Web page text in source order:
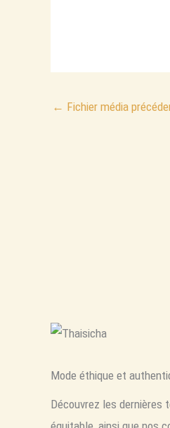
← Fichier média
Mode éthique et
Découvrez les dernières